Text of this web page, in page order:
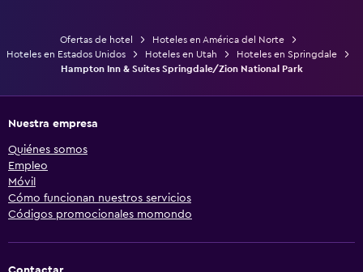
Ofertas de hotel
Hoteles en América del Norte
Hoteles en Estados Unidos
Hoteles en Utah
Hoteles en Springdale
Hampton Inn & Suites Springdale/Zion National Park
Nuestra empresa
Quiénes somos
Empleo
Móvil
Cómo funcionan nuestros servicios
Códigos promocionales momondo